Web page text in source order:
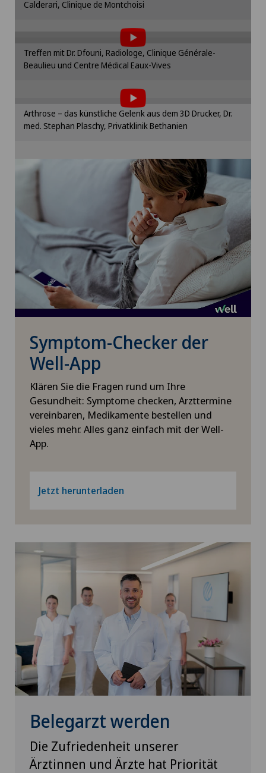
Calderari, Clinique de Montchoisi
Um Ihnen diesen Inhalt anzeigen zu können,
zustimmen.
Bitte aktivieren Sie die entsprechende Option in
den Cookie-Einstellungen.
Treffen mit Dr. Dfouni, Radiologe, Clinique Générale-
Beaulieu und Centre Médical Eaux-Vives
Um Ihnen diesen Inhalt anzeigen zu können,
zustimmen.
Bitte aktivieren Sie die entsprechende Option in
den Cookie-Einstellungen.
Arthrose – das künstliche Gelenk aus dem 3D Drucker, Dr.
med. Stephan Plaschy, Privatklinik Bethanien
Symptom-Checker der
Well-App
Klären Sie die Fragen rund um Ihre
Gesundheit: Symptome checken, Arzttermine
vereinbaren, Medikamente bestellen und
vieles mehr. Alles ganz einfach mit der Well-
App.
Jetzt herunterladen
Belegarzt werden
Die Zufriedenheit unserer
Ärztinnen und Ärzte hat Priorität